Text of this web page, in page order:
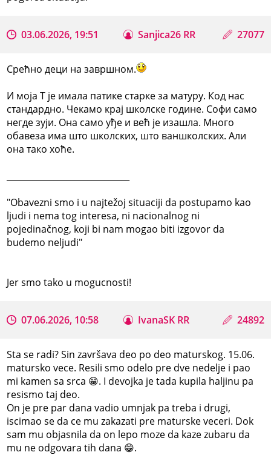
03.06.2026, 19:51 Sanjica26 RR 27077
Срећно деци на завршном.
И моја Т је имала патике старке за матуру. Код нас
стандардно. Чекамо крај школске године. Софи само
негде зуји. Она само уђе и већ је изашла. Много
обавеза има што школских, што ваншколских. Али
она тако хоће.
"Obavezni smo i u najtežoj situaciji da postupamo kao
ljudi i nema tog interesa, ni nacionalnog ni
pojedinačnog, koji bi nam mogao biti izgovor da
budemo neljudi"
Jer smo tako u mogucnosti!
07.06.2026, 10:58 IvanaSK RR 24892
Sta se radi? Sin završava deo po deo maturskog. 15.06.
matursko vece. Resili smo odelo pre dve nedelje i pao
mi kamen sa srca 😁. I devojka je tada kupila haljinu pa
resismo taj deo.
On je pre par dana vadio umnjak pa treba i drugi,
iscimao se da ce mu zakazati pre maturske veceri. Dok
sam mu objasnila da on lepo moze da kaze zubaru da
mu ne odgovara tih dana 😁.